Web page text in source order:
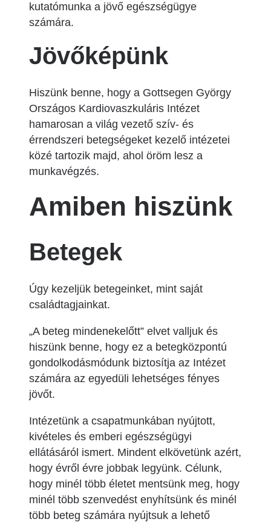
kutatómunka a jövő egészségügye
számára.
Jövőképünk
Hiszünk benne, hogy a Gottsegen György
Országos Kardiovaszkuláris Intézet
hamarosan a világ vezető szív- és
érrendszeri betegségeket kezelő intézetei
közé tartozik majd, ahol öröm lesz a
munkavégzés.
Amiben hiszünk
Betegek
Úgy kezeljük betegeinket, mint saját
családtagjainkat.
„A beteg mindenekelőtt” elvet valljuk és
hiszünk benne, hogy ez a betegközpontú
gondolkodásmódunk biztosítja az Intézet
számára az egyedüli lehetséges fényes
jövőt.
Intézetünk a csapatmunkában nyújtott,
kivételes és emberi egészségügyi
ellátásáról ismert. Mindent elkövetünk azért,
hogy évről évre jobbak legyünk. Célunk,
hogy minél több életet mentsünk meg, hogy
minél több szenvedést enyhítsünk és minél
több beteg számára nyújtsuk a lehető